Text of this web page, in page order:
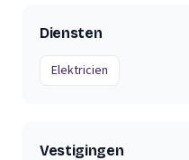
Diensten
Elektricien
Vestigingen